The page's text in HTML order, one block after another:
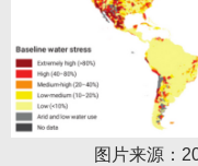
图片来源：